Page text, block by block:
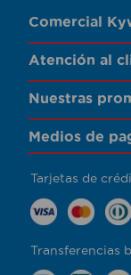
Comercial
Atención al
Nuestras
Medios de
Tarjetas de
Transferencias